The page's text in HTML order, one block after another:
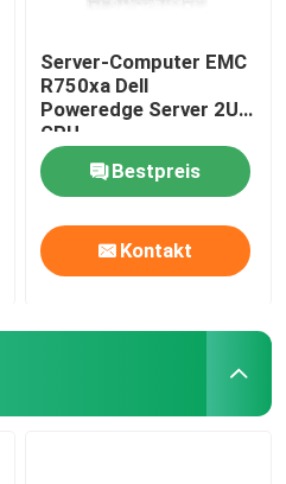
Server-Computer EMC
R750xa Dell
Poweredge Server 2U
GPU
Bestpreis
Kontakt